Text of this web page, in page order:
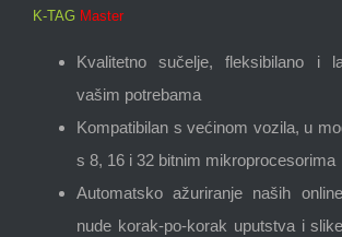
K-TAG Master
Kvalitetno sučelje, fleksibilano i
vašim potrebama
Kompatibilan s većinom vozila, u
s 8, 16 i 32 bitnim mikroprocesorima
Automatsko ažuriranje naših
nude korak-po-korak uputstva i